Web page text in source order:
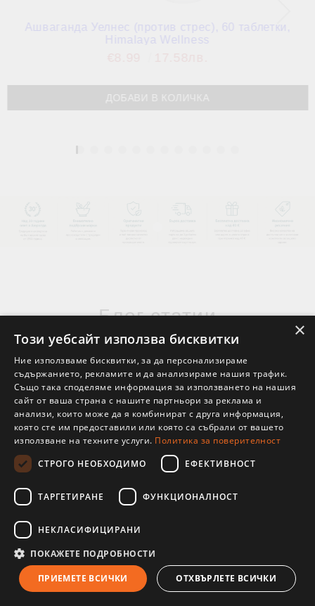
Ашваганда Уелнес (против стрес), 60 таблетки,
Himalaya Wellness
Блог статии
×
Този уебсайт използва бисквитки
Ние използваме бисквитки, за да персонализираме
съдържанието, рекламите и да анализираме нашия трафик.
Също така споделяме информация за използването на нашия
сайт от ваша страна с нашите партньори за реклама и
анализи, които може да я комбинират с друга информация,
която сте им предоставили или която са събрали от вашето
използване на техните услуги. Политика за поверителност
СТРОГО НЕОБХОДИМО
ЕФЕКТИВНОСТ
ТАРГЕТИРАНЕ ФУНКЦИОНАЛНОСТ
НЕКЛАСИФИЦИРАНИ
ПОКАЖЕТЕ ПОДРОБНОСТИ
ПРИЕМЕТЕ ВСИЧКИ ОТХВЪРЛЕТЕ ВСИЧКИ